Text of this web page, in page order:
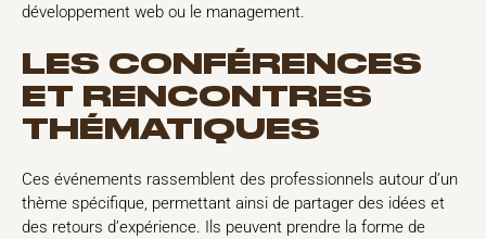
développement web ou le management.
LES CONFÉRENCES
ET RENCONTRES
THÉMATIQUES
Ces événements rassemblent des professionnels autour d’un
thème spécifique, permettant ainsi de partager des idées et
des retours d’expérience. Ils peuvent prendre la forme de